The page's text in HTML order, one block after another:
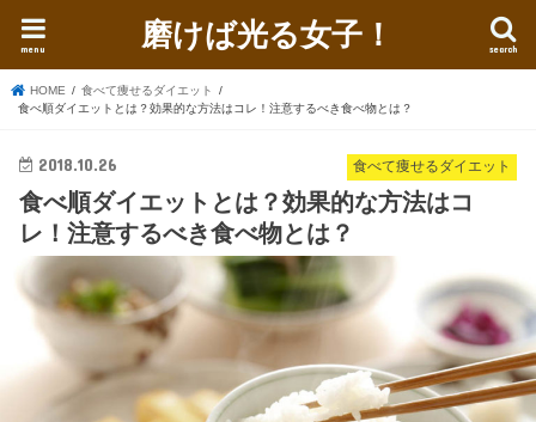
磨けば光る女子！ search
menu
HOME
食べて痩せるダイエット
食べ順ダイエットとは？効果的な方法はコレ！注意するべき食べ物とは？
食べて痩せるダイエット
2018.10.26
食べ順ダイエットとは？効果的な方法はコ
レ！注意するべき食べ物とは？